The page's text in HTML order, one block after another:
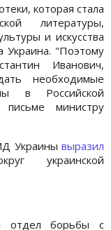
которая стала
литературы,
и искусства
Украина. "Поэтому
Иванович,
необходимые
в Российской
министру
Украины выразил
украинской
отдел борьбы с